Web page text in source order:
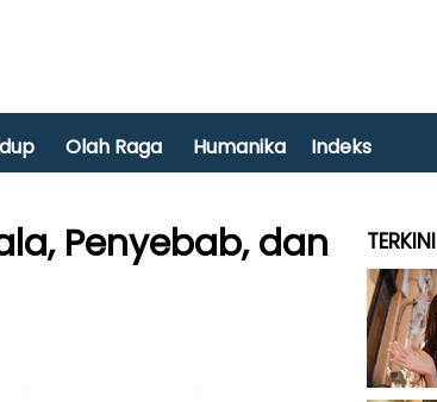
Olah Raga Humanika Indeks
Penyebab, dan
TERKINI